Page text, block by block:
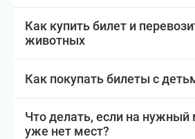
Как купить билет и
животных
Как покупать билеты с
Что делать, если на нужный
уже нет мест?